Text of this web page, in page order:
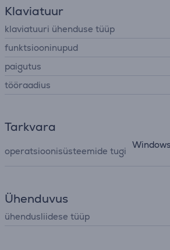
Klaviatuur
klaviatuuri ühenduse tüüp
funktsiooninupud
paigutus
tööraadius
Tarkvara
operatsioonisüsteemide tugi
Ühenduvus
ühendusliidese tüüp